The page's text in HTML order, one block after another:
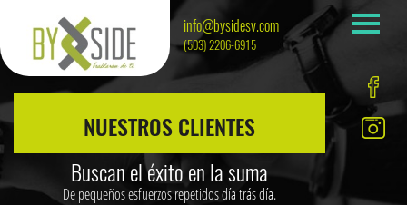
info@bysidesv.com
(503) 2206-6915
NUESTROS CLIENTES
Buscan el éxito en la suma
De pequeños esfuerzos repetidos día trás día.